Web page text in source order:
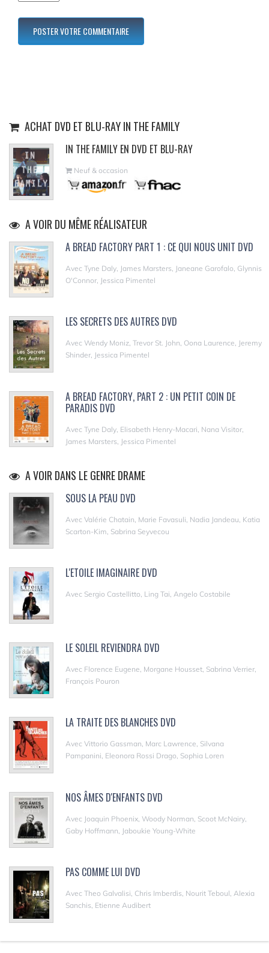
ACHAT DVD ET BLU-RAY IN THE FAMILY
IN THE FAMILY EN DVD ET BLU-RAY
Neuf & occasion
A VOIR DU MÊME RÉALISATEUR
A BREAD FACTORY PART 1 : CE QUI NOUS UNIT DVD
Avec Tyne Daly, James Marsters, Janeane Garofalo, Glynnis
O'Connor, Jessica Pimentel
LES SECRETS DES AUTRES DVD
Avec Wendy Moniz, Trevor St. John, Oona Laurence, Jeremy
Shinder, Jessica Pimentel
A BREAD FACTORY, PART 2 : UN PETIT COIN DE
PARADIS DVD
Avec Tyne Daly, Elisabeth Henry-Macari, Nana Visitor,
James Marsters, Jessica Pimentel
A VOIR DANS LE GENRE DRAME
SOUS LA PEAU DVD
Avec Valérie Chatain, Marie Favasuli, Nadia Jandeau, Katia
Scarton-Kim, Sabrina Seyvecou
L'ETOILE IMAGINAIRE DVD
Avec Sergio Castellitto, Ling Tai, Angelo Costabile
LE SOLEIL REVIENDRA DVD
Avec Florence Eugene, Morgane Housset, Sabrina Verrier,
François Pouron
LA TRAITE DES BLANCHES DVD
Avec Vittorio Gassman, Marc Lawrence, Silvana
Pampanini, Eleonora Rossi Drago, Sophia Loren
NOS ÂMES D'ENFANTS DVD
Avec Joaquin Phoenix, Woody Norman, Scoot McNairy,
Gaby Hoffmann, Jaboukie Young-White
PAS COMME LUI DVD
Avec Theo Galvalisi, Chris Imberdis, Nourit Teboul, Alexia
Sanchis, Etienne Audibert